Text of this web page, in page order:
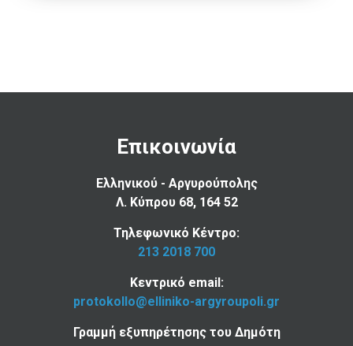
Επικοινωνία
Ελληνικού - Αργυρούπολης
Λ. Κύπρου 68, 164 52
Τηλεφωνικό Κέντρο:
213 2018 700
Κεντρικό email:
protokollo@elliniko-argyroupoli.gr
Γραμμή εξυπηρέτησης του Δημότη